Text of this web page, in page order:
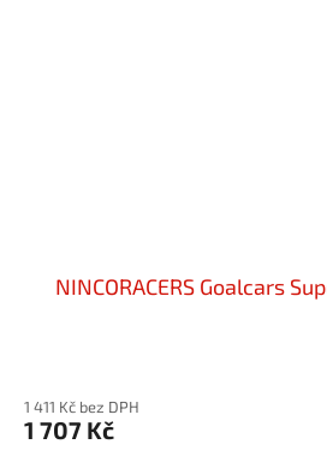
NINCORACERS Goalcars
1 411 Kč bez DPH
1 707 Kč